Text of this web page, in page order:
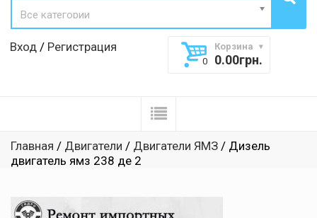
Все категории
Вход / Регистрация Корзина
0.00грн.
Главная / Двигатели / Двигатели ЯМЗ / Дизель
двигатель ямз 238 де 2